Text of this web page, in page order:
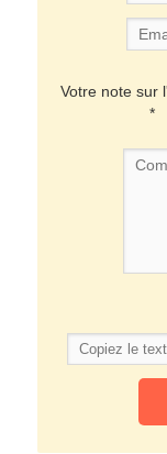
Votre note sur
*